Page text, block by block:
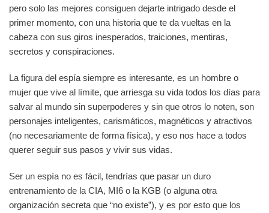
pero solo las mejores consiguen dejarte intrigado desde el
primer momento, con una historia que te da vueltas en la
cabeza con sus giros inesperados, traiciones, mentiras,
secretos y conspiraciones.
La figura del espía siempre es interesante, es un hombre o
mujer que vive al límite, que arriesga su vida todos los días para
salvar al mundo sin superpoderes y sin que otros lo noten, son
personajes inteligentes, carismáticos, magnéticos y atractivos
(no necesariamente de forma física), y eso nos hace a todos
querer seguir sus pasos y vivir sus vidas.
Ser un espía no es fácil, tendrías que pasar un duro
entrenamiento de la CIA, MI6 o la KGB (o alguna otra
organización secreta que “no existe”), y es por esto que los